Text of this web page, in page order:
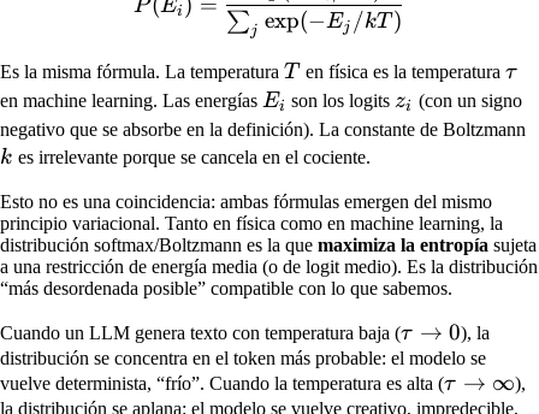
P Ei ∑j exp(−Ej /kT )
Es la misma fórmula. La temperatura T
T en física es la temperatura τ
en machine learning. Las energías E_i
Ei son los logits z_i
zi (con un signo
negativo que se absorbe en la definición). La constante de Boltzmann
k es irrelevante porque se cancela en el cociente.
Esto no es una coincidencia: ambas fórmulas emergen del mismo
principio variacional. Tanto en física como en machine learning, la
distribución softmax/Boltzmann es la que maximiza la entropía sujeta
a una restricción de energía media (o de logit medio). Es la distribución
“más desordenada posible” compatible con lo que sabemos.
Cuando un LLM genera texto con temperatura baja (\tau
\to
0
τ → 0), la
distribución se concentra en el token más probable: el modelo se
vuelve determinista, “frío”. Cuando la temperatura es alta (\tau
τ → ∞),
la distribución se aplana: el modelo se vuelve creativo, impredecible,